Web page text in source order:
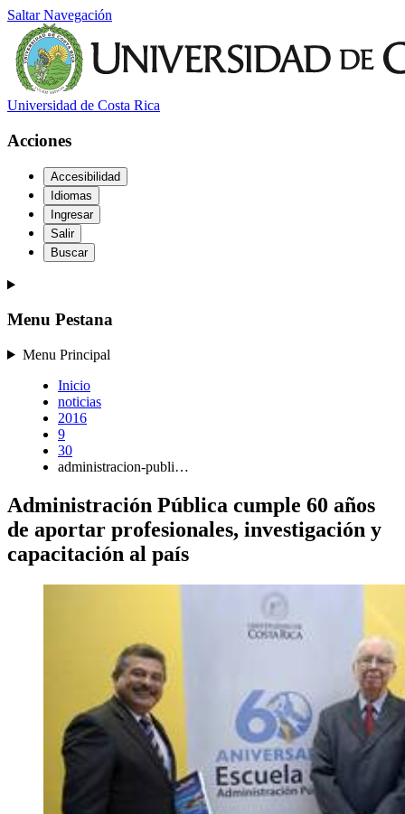
Saltar Navegación
Universidad de Costa Rica
Acciones
Accesibilidad
Idiomas
Ingresar
Salir
Buscar
Menu Pestana
Menu Principal
Inicio
noticias
2016
9
30
administracion-publi…
Administración Pública cumple 60 años
de aportar profesionales, investigación y
capacitación al país